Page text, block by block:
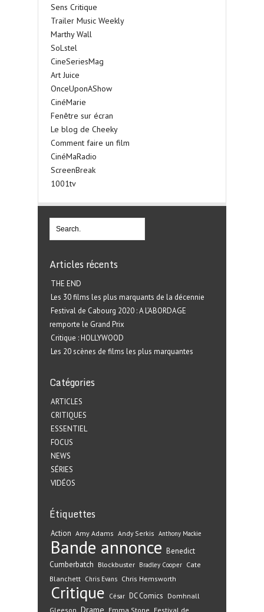
Sens Critique
Trailer Music Weekly
Marthy Wall
SoLstel
CineSeriesMag
Art Juice
OnceUponAShow
CinéMarie
Fenêtre sur écran
Le blog de Cheeky
Comment faire un film
CinéMaRadio
ScreenBreak
1001tv
Articles récents
THE END
Les 30 films les plus marquants de la décennie
Festival de Cabourg 2020 : A L’ABORDAGE
remporte le Grand Prix
Critique : HOLLYWOOD
Les 20 scènes de films les plus marquantes
Catégories
ARTICLES
CRITIQUES
ESSENTIEL
FOCUS
NEWS
SÉRIES
VIDÉOS
Étiquettes
Action Amy Adams Andy Serkis Anthony Mackie
Bande annonce Benedict
Cumberbatch Blockbuster Bradley Cooper Cate
Blanchett Chris Evans Chris Hemsworth
Critique César DC Comics Domhnall
Gleeson
Emma Stone Festival de